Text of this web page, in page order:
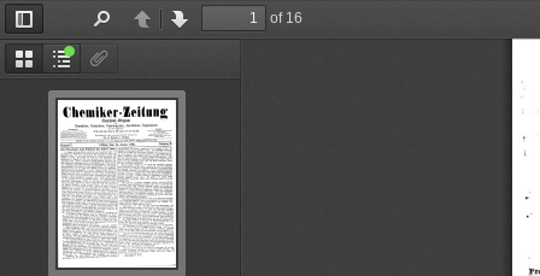
ThumbnailsDocument
Outline
Toggle
Sidebar
PreviousNext
of 16
~